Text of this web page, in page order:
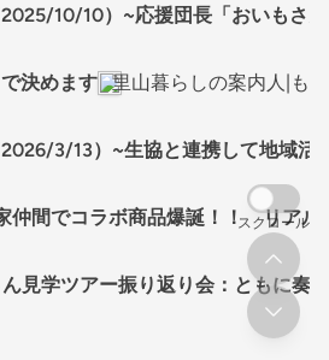
10/10）~応援団長「おいもさ
決めます 里山暮らしの案内人|も
3/13）~生協と連携して地域活
仲間でコラボ商品爆誕！！ リアル
見学ツアー振り返り会：ともに奏
スクロール